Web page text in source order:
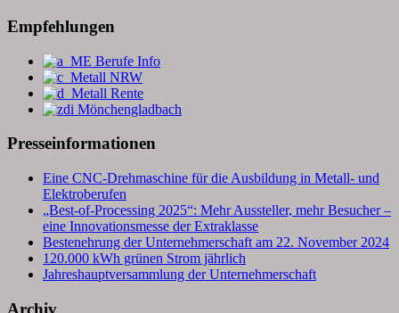
Empfehlungen
Presseinformationen
Eine CNC-Drehmaschine für die Ausbildung in Metall- und
Elektroberufen
„Best-of-Processing 2025“: Mehr Aussteller, mehr Besucher –
eine Innovationsmesse der Extraklasse
Bestenehrung der Unternehmerschaft am 22. November 2024
120.000 kWh grünen Strom jährlich
Jahreshauptversammlung der Unternehmerschaft
Archiv